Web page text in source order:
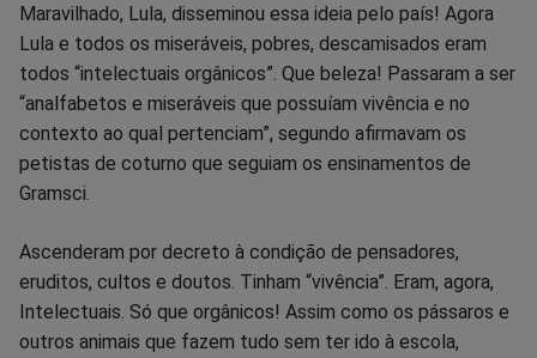
Maravilhado, Lula, disseminou essa ideia pelo país! Agora
Lula e todos os miseráveis, pobres, descamisados eram
todos “intelectuais orgânicos”. Que beleza! Passaram a ser
“analfabetos e miseráveis que possuíam vivência e no
contexto ao qual pertenciam”, segundo afirmavam os
petistas de coturno que seguiam os ensinamentos de
Gramsci.
Ascenderam por decreto à condição de pensadores,
eruditos, cultos e doutos. Tinham “vivência”. Eram, agora,
Intelectuais. Só que orgânicos! Assim como os pássaros e
outros animais que fazem tudo sem ter ido à escola,